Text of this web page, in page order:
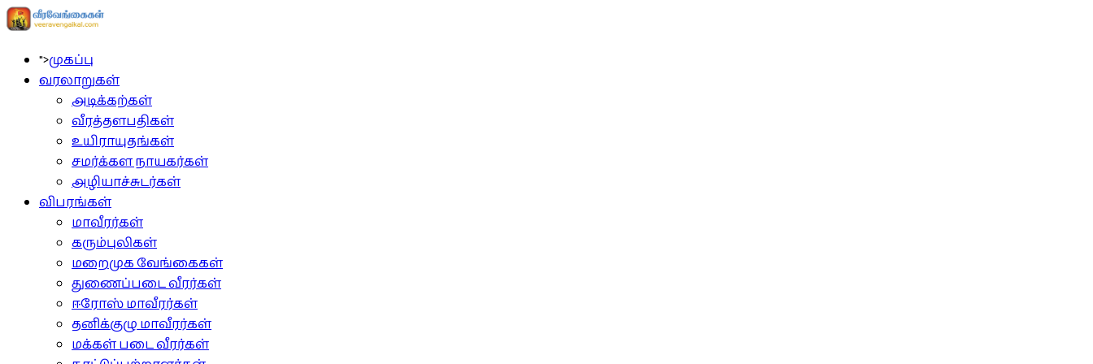
">முகப்பு
வரலாறுகள்
அடிக்கற்கள்
வீரத்தளபதிகள்
உயிராயுதங்கள்
சமர்க்கள நாயகர்கள்
அழியாச்சுடர்கள்
விபரங்கள்
மாவீரர்கள்
கரும்புலிகள்
மறைமுக வேங்கைகள்
துணைப்படை வீரர்கள்
ஈரோஸ் மாவீரர்கள்
தனிக்குழு மாவீரர்கள்
மக்கள் படை வீரர்கள்